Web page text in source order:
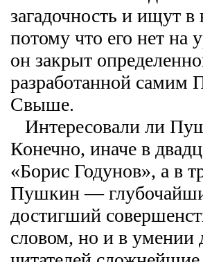
загадочность и ищут
потому что его нет на
он закрыт
разработанной
Свыше.
Интересовали ли
Конечно, иначе в
«Борис Годунов», а в
Пушкин —
достигший
словом, но и в умении